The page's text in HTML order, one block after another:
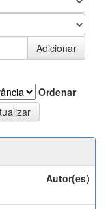
Ordenar
Autor(es)